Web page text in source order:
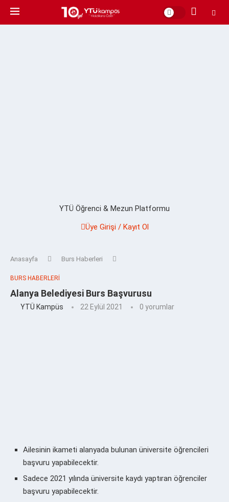
YTÜ Öğrenci & Mezun Platformu
Üye Girişi / Kayıt Ol
Anasayfa Burs Haberleri
BURS HABERLERI
Alanya Belediyesi Burs Başvurusu
YTÜ Kampüs 22 Eylül 2021 0 yorumlar
Ailesinin ikameti alanyada bulunan üniversite öğrencileri
başvuru yapabilecektir.
Sadece 2021 yılında üniversite kaydı yaptıran öğrenciler
başvuru yapabilecektir.